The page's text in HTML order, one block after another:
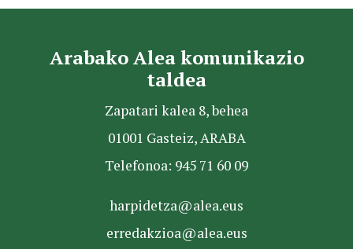
Arabako Alea komunikazio
taldea
Zapatari kalea 8, behea
01001 Gasteiz, ARABA
Telefonoa: 945 71 60 09
harpidetza@alea.eus
erredakzioa@alea.eus